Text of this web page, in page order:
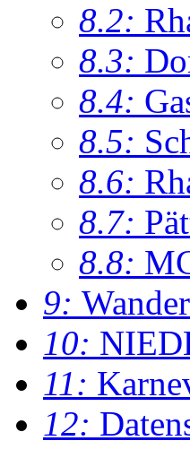
8.2:
8.3:
8.4:
8.5:
8.6:
8.7:
8.8:
9:
10:
11:
12: